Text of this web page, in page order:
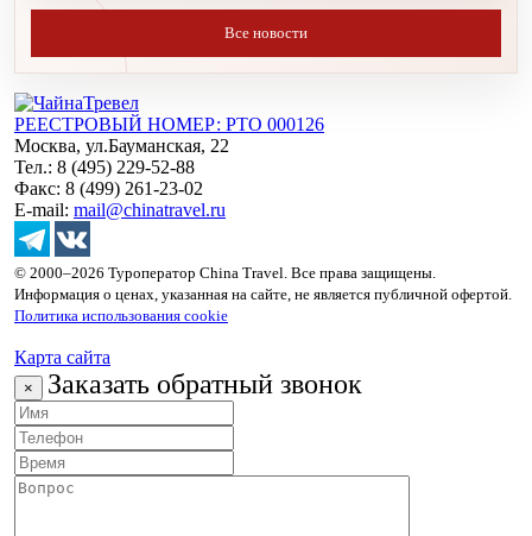
Все новости
РЕЕСТРОВЫЙ НОМЕР: РТО 000126
Москва, ул.Бауманская, 22
Тел.: 8 (495) 229-52-88
Факс: 8 (499) 261-23-02
E-mail: mail@chinatravel.ru
© 2000–2026 Туроператор China Travel. Все права защищены.
Информация о ценах, указанная на сайте, не является публичной офертой.
Политика использования cookie
Карта сайта
× Заказать обратный звонок